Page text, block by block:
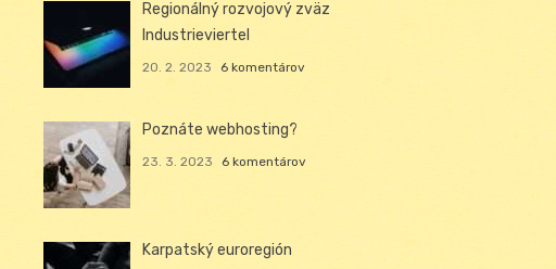
Regionálný rozvojový zväz
Industrieviertel
20. 2. 2023 6 komentárov
Poznáte webhosting?
23. 3. 2023 6 komentárov
Karpatský euroregión